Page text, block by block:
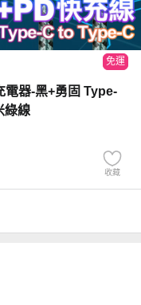
免運
電器-黑+勇固 Type-
綠線
收藏